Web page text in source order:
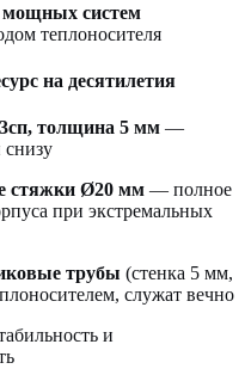
мощных систем
теплоносителя
на десятилетия
толщина 5 мм —
снизу
стяжки Ø20 мм — полное
при экстремальных
трубы (стенка 5 мм,
служат вечно
и